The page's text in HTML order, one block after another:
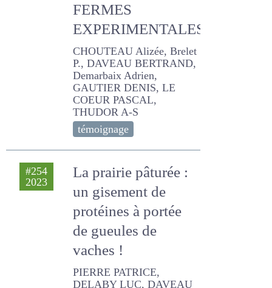
EXPERIMENTALES
CHOUTEAU Alizée, Brelet
P., DAVEAU BERTRAND,
Demarbaix Adrien,
GAUTIER DENIS, LE COEUR
PASCAL, THUDOR A-S
témoignage
La prairie pâturée :
un gisement de
protéines à portée
de gueules de
vaches !
PIERRE PATRICE, DELABY
LUC, DAVEAU BERTRAND